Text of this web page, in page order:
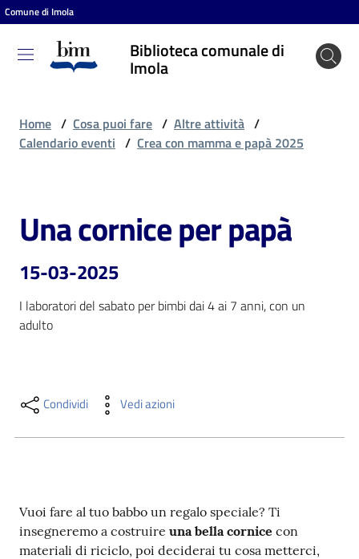
Vai al contenuto
Vai alla navigazione
Vai al footer
Comune di Imola
Biblioteca comunale di
Imola
Biblioteca
comunale
Cosa
puoi
fare
Home / Cosa puoi fare / Altre attività /
Calendario eventi / Crea con mamma e papà 2025
Salta al contenuto
Una cornice per papà
15-03-2025
I laboratori del sabato per bimbi dai 4 ai 7 anni, con un
adulto
Condividi Vedi azioni
Vuoi fare al tuo babbo un regalo speciale? Ti
insegneremo a costruire una bella cornice con
materiali di riciclo, poi deciderai tu cosa metterci,